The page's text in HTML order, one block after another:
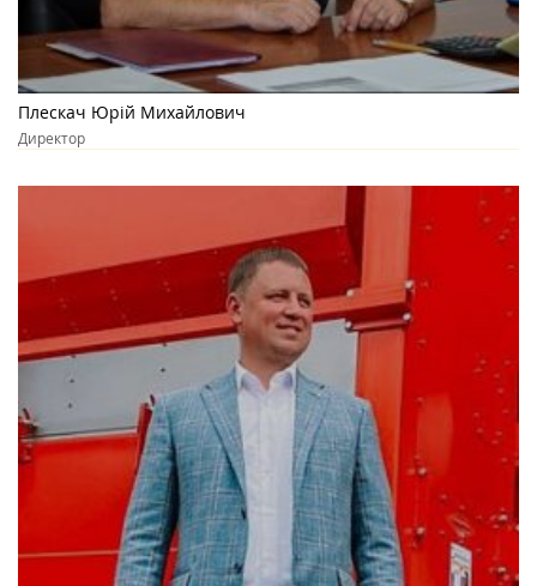
Плескач Юрій Михайлович
Директор